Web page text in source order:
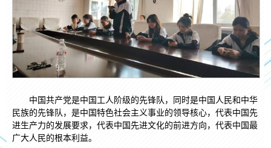
中国共产党是中国工人阶级的先锋队，同时是中国人民和中华
民族的先锋队，是中国特色社会主义事业的领导核心，代表中国先
进生产力的发展要求，代表中国先进文化的前进方向，代表中国最
广大人民的根本利益。